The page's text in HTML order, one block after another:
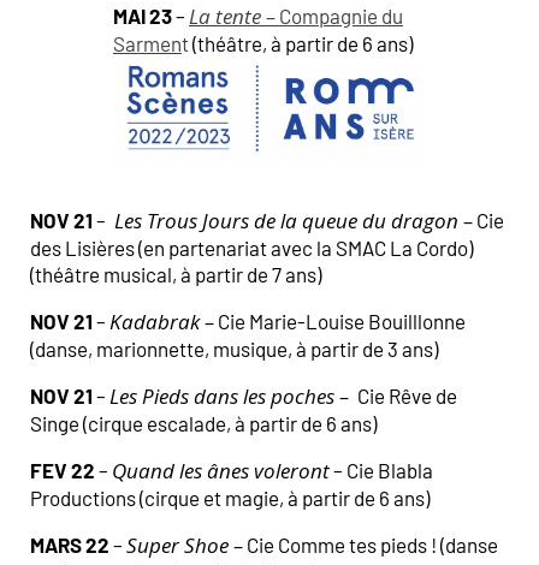
MAI 23– La tente – Compagnie du
Sarment(théâtre, à partir de 6 ans)
NOV 21 – Les Trous Jours de la queue du dragon – Cie
des Lisières (en partenariat avec la SMAC La Cordo)
(théâtre musical, à partir de 7 ans)
NOV 21 – Kadabrak – Cie Marie-Louise Bouilllonne
(danse, marionnette, musique, à partir de 3 ans)
NOV 21 – Les Pieds dans les poches – Cie Rêve de
Singe (cirque escalade, à partir de 6 ans)
FEV 22 – Quand les ânes voleront– Cie Blabla
Productions (cirque et magie, à partir de 6 ans)
MARS 22 – Super Shoe – Cie Comme tes pieds ! (danse